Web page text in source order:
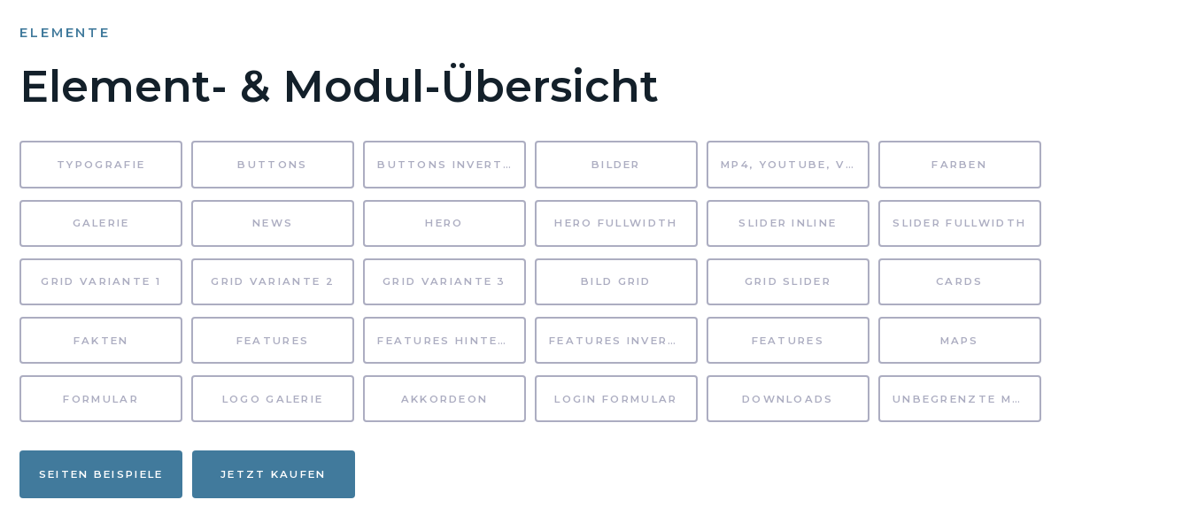
ELEMENTE
Element- & Modul-Übersicht
TYPOGRAFIE BUTTONS BUTTONS INVERTIERT BILDER MP4, YOUTUBE, VIMEO FARBEN
GALERIE NEWS HERO HERO FULLWIDTH SLIDER INLINE SLIDER FULLWIDTH
GRID VARIANTE 1 GRID VARIANTE 2 GRID VARIANTE 3 BILD GRID GRID SLIDER CARDS
FAKTEN FEATURES FEATURES HINTERGRUND FEATURES INVERTIERT FEATURES MAPS
FORMULAR LOGO GALERIE AKKORDEON LOGIN FORMULAR DOWNLOADS UNBEGRENZTE MÖGLICHKEITEN
SEITEN BEISPIELE JETZT KAUFEN